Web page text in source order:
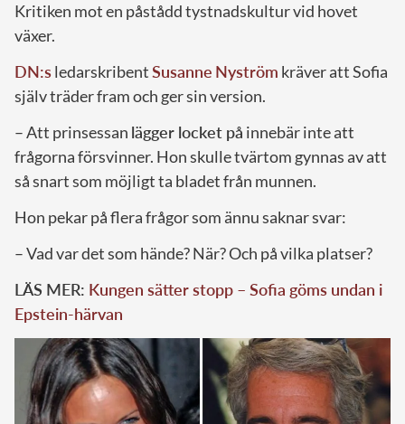
Kritiken mot en påstådd tystnadskultur vid hovet
växer.
DN:sledarskribentSusanne Nyström kräver att Sofia
själv träder fram och ger sin version.
– Att prinsessan lägger locket på innebär inte att
frågorna försvinner. Hon skulle tvärtom gynnas av att
så snart som möjligt ta bladet från munnen.
Hon pekar på flera frågor som ännu saknar svar:
– Vad var det som hände? När? Och på vilka platser?
LÄS MER: Kungen sätter stopp – Sofia göms undan i
Epstein-härvan